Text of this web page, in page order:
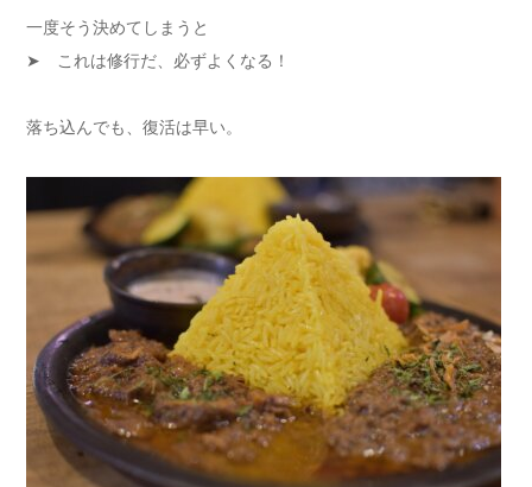
一度そう決めてしまうと
➤ これは修行だ、必ずよくなる！
落ち込んでも、復活は早い。